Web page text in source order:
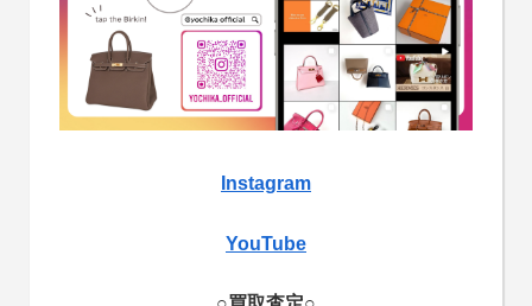
Instagram
YouTube